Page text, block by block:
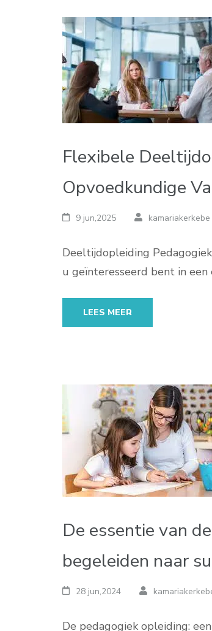
Flexibele
Opvoedkundige
9 jun,2025 kamariakerkebe
Deeltijdopleiding
u geïnteresseerd bent in
LEES MEER
De essentie van
begeleiden naar
28 jun,2024
De pedagogiek opleiding: